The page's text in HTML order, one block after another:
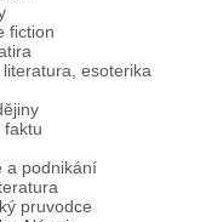
fiction
esoterika
faktu
a podnikání
pruvodce